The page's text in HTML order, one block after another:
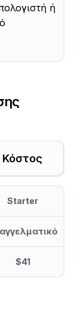
ή
Κόστος
Starter
$41